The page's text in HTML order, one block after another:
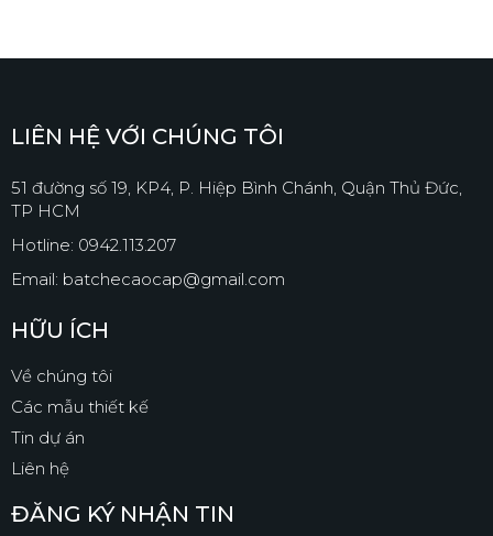
LIÊN HỆ VỚI CHÚNG TÔI
51 đường số 19, KP4, P. Hiệp Bình Chánh, Quận Thủ Đức,
TP HCM
Hotline: 0942.113.207
Email: batchecaocap@gmail.com
HỮU ÍCH
Về chúng tôi
Các mẫu thiết kế
Tin dự án
Liên hệ
ĐĂNG KÝ NHẬN TIN